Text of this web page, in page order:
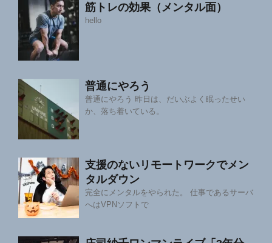
筋トレの効果（メンタル面）
hello
普通にやろう
普通にやろう 昨日は、だいぶよく眠ったせい
か、落ち着いている。
支援のないリモートワークでメン
タルダウン
完全にメンタルをやられた。 仕事であるサーバ
へはVPNソフトで